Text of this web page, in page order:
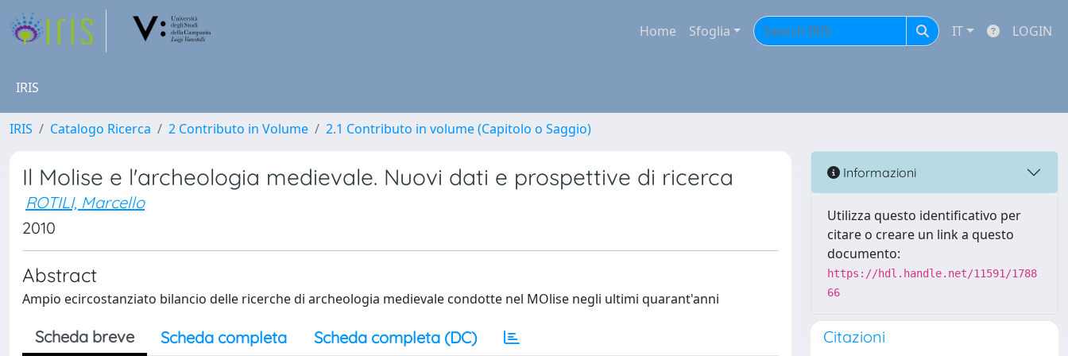
Home Sfoglia IT LOGIN
IRIS
IRIS Catalogo Ricerca 2 Contributo in Volume 2.1 Contributo in volume (Capitolo o Saggio)
Il Molise e l'archeologia medievale. Nuovi dati e prospettive di ricerca
ROTILI, Marcello
2010
Abstract
Ampio ecircostanziato bilancio delle ricerche di archeologia medievale condotte nel MOlise negli ultimi quarant'anni
Scheda breve Scheda completa Scheda completa (DC)
Informazioni
Utilizza questo identificativo per
citare o creare un link a questo
documento:
https://hdl.handle.net/11591/1788
66
Citazioni